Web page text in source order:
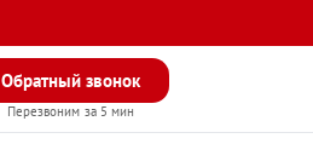
Обратный звонок
Перезвоним за 5 мин